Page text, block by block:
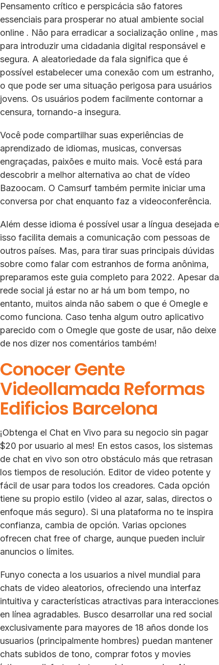
Pensamento crítico e perspicácia são fatores
essenciais para prosperar no atual ambiente social
online . Não para erradicar a socialização online , mas
para introduzir uma cidadania digital responsável e
segura. A aleatoriedade da fala significa que é
possível estabelecer uma conexão com um estranho,
o que pode ser uma situação perigosa para usuários
jovens. Os usuários podem facilmente contornar a
censura, tornando-a insegura.
Você pode compartilhar suas experiências de
aprendizado de idiomas, musicas, conversas
engraçadas, paixões e muito mais. Você está para
descobrir a melhor alternativa ao chat de vídeo
Bazoocam. O Camsurf também permite iniciar uma
conversa por chat enquanto faz a videoconferência.
Além desse idioma é possível usar a língua desejada e
isso facilita demais a comunicação com pessoas de
outros países. Mas, para tirar suas principais dúvidas
sobre como falar com estranhos de forma anônima,
preparamos este guia completo para 2022. Apesar da
rede social já estar no ar há um bom tempo, no
entanto, muitos ainda não sabem o que é Omegle e
como funciona. Caso tenha algum outro aplicativo
parecido com o Omegle que goste de usar, não deixe
de nos dizer nos comentários também!
Conocer Gente
Videollamada Reformas
Edificios Barcelona
¡Obtenga el Chat en Vivo para su negocio sin pagar
$20 por usuario al mes! En estos casos, los sistemas
de chat en vivo son otro obstáculo más que retrasan
los tiempos de resolución. Editor de video potente y
fácil de usar para todos los creadores. Cada opción
tiene su propio estilo (video al azar, salas, directos o
enfoque más seguro). Si una plataforma no te inspira
confianza, cambia de opción. Varias opciones
ofrecen chat free of charge, aunque pueden incluir
anuncios o límites.
Funyo conecta a los usuarios a nivel mundial para
chats de video aleatorios, ofreciendo una interfaz
intuitiva y características atractivas para interacciones
en línea agradables. Busco desarrollar una red social
exclusivamente para mayores de 18 años donde los
usuarios (principalmente hombres) puedan mantener
chats subidos de tono, comprar fotos y movies